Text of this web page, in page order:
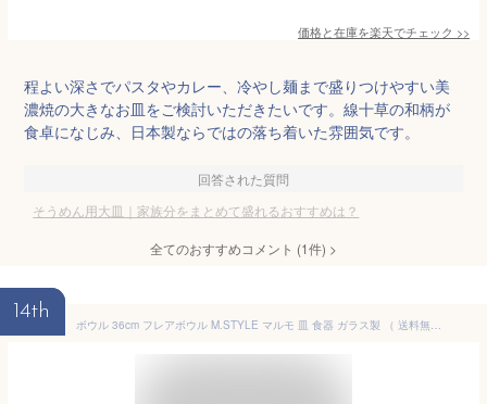
価格と在庫を楽天でチェック >>
程よい深さでパスタやカレー、冷やし麺まで盛りつけやすい美
濃焼の大きなお皿をご検討いただきたいです。線十草の和柄が
食卓になじみ、日本製ならではの落ち着いた雰囲気です。
回答された質問
そうめん用大皿｜家族分をまとめて盛れるおすすめは？
全てのおすすめコメント (1件) >
14th
ボウル 36cm フレアボウル M.STYLE マルモ 皿 食器 ガラス製 （ 送料無料 大鉢 変形 鉢 プラター サラダボウル ガラス トルコ製 大皿 フルールボウル そうめん鉢 ガラス皿 おしゃれ 和モダン ）